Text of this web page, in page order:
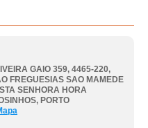
GAIO 359, 4465-220,
FREGUESIAS SAO MAMEDE
SENHORA HORA
, PORTO